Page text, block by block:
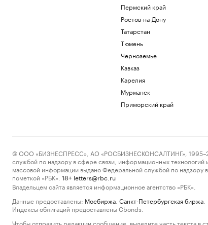
Пермский край
Ростов-на-Дону
Татарстан
Тюмень
Черноземье
Кавказ
Карелия
Мурманск
Приморский край
© ООО «БИЗНЕСПРЕСС», АО «РОСБИЗНЕСКОНСАЛТИНГ»,
службой по надзору в сфере связи, информационных
массовой информации выдано Федеральной службой по
пометкой «РБК».
18+ letters@rbc.ru
Владельцем сайта является информационное агентство «РБК».
Данные предоставлены: Мосбиржа Санкт-Петербургская биржа
Индексы облигаций предоставлены Cbonds.
Чтобы отправить редакции сообщение, выделите часть текста в